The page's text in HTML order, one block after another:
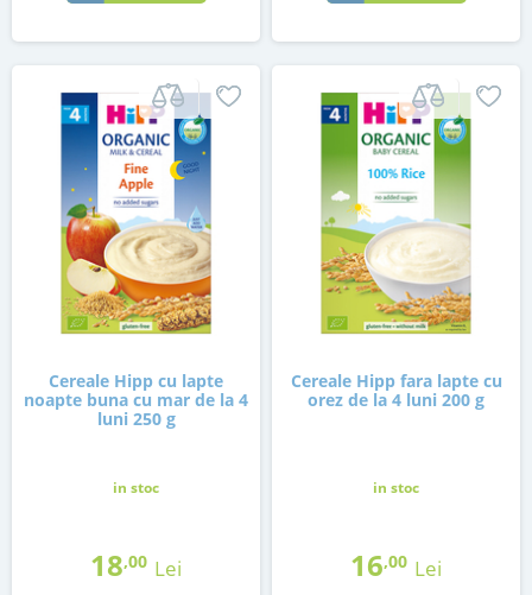
Cereale Hipp cu lapte
noapte buna cu mar de la 4
luni 250 g
in stoc
18,00 Lei
Cereale Hipp fara lapte cu
orez de la 4 luni 200 g
in stoc
16,00 Lei